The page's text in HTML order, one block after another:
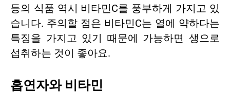
등의 식품 역시 비타민C를 풍부하게 가지고 있
습니다. 주의할 점은 비타민C는 열에 약하다는
특징을 가지고 있기 때문에 가능하면 생으로
섭취하는 것이 좋아요.
흡연자와 비타민